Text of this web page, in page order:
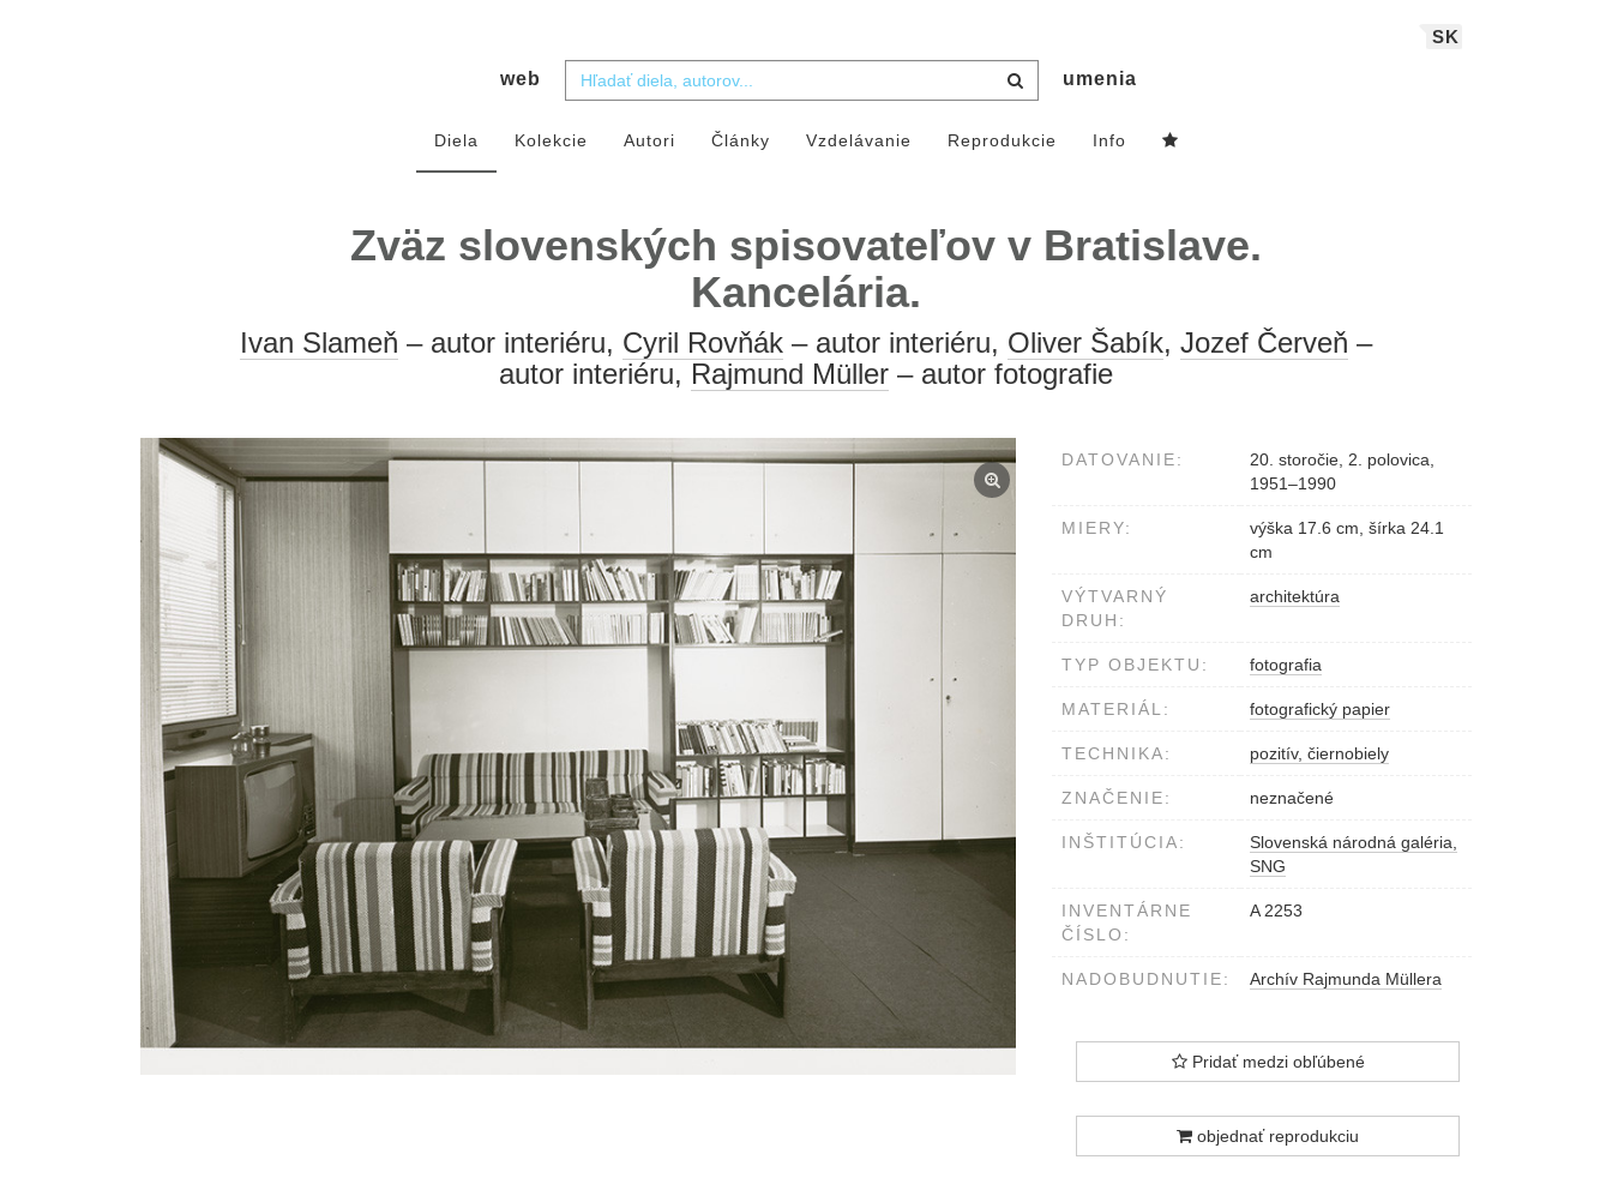
SK
web umenia
Diela Kolekcie Autori Články Vzdelávanie Reprodukcie Info
Zväz slovenských spisovateľov v Bratislave.
Kancelária.
Ivan Slameň – autor interiéru, Cyril Rovňák – autor interiéru, Oliver Šabík, Jozef Červeň –
autor interiéru, Rajmund Müller – autor fotografie
DATOVANIE:
20. storočie, 2. polovica,
1951–1990
MIERY:
výška 17.6 cm, šírka 24.1
cm
VÝTVARNÝ
DRUH:
architektúra
TYP OBJEKTU: fotografia
MATERIÁL: fotografický papier
TECHNIKA: pozitív, čiernobiely
ZNAČENIE: neznačené
INŠTITÚCIA:
Slovenská národná galéria,
SNG
INVENTÁRNE
ČÍSLO:
A 2253
NADOBUDNUTIE: Archív Rajmunda Müllera
Pridať medzi obľúbené
objednať reprodukciu